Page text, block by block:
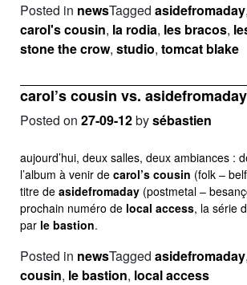
Posted in newsTagged asidefromaday,
carol's cousin, la rodia, les bracos,
stone the crow, studio, tomcat blake
carol’s cousin vs. asidefromaday
Posted on 27-09-12bysébastien
aujourd’hui, deux salles, deux ambiances :
l’album à venir de carol’s cousin (folk –
titre de asidefromaday (postmetal –
prochain numéro de local access, la série
par le bastion.
Posted in newsTagged asidefromaday,
cousin, le bastion, local access